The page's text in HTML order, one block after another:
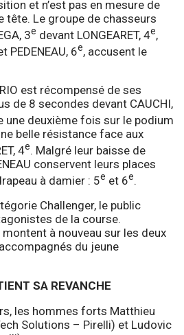
et n’est pas en mesure de
tête. Le groupe de chasseurs
3e devant LONGEARET, 4e,
PEDENEAU, 6e, accusent le
est récompensé de ses
de 8 secondes devant CAUCHI,
une deuxième fois sur le podium
belle résistance face aux
4e. Malgré leur baisse de
conservent leurs places
à damier : 5e et 6e.
Challenger, le public
de la course.
montent à nouveau sur les deux
du jeune
SA REVANCHE
les hommes forts Matthieu
Solutions – Pirelli) et Ludovic